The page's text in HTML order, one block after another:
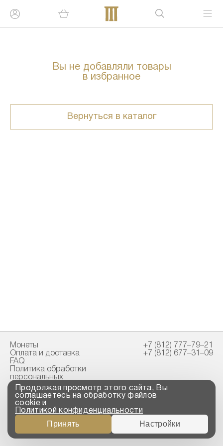
Вы не добавляли товары
в избранное
Вернуться в каталог
Монеты
Оплата и доставка
FAQ
Политика обработки
персональных
данных
Свидетельство
пробирной палаты
+7 (812) 777–79–21
+7 (812) 677–31–09
Copyright © 2023-2026
“ООО ТРОЙСКИЙ
СТАНДАРТ”
Продолжая просмотр этого сайта, Вы
соглашаетесь на обработку файлов
cookie и
Политикой конфиденциальности
Принять Настройки